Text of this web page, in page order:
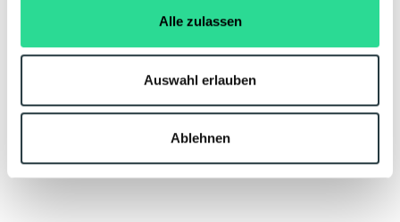
Alle zulassen
Auswahl erlauben
Ablehnen